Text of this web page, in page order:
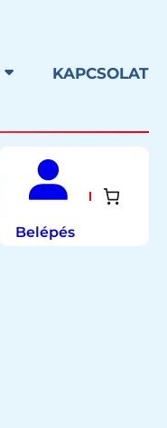
KAPCSOLAT
Belépés